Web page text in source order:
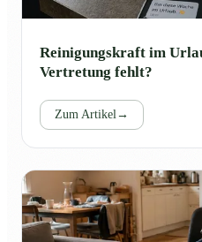
Reinigungskraft im
Vertretung fehlt?
Zum Artikel→